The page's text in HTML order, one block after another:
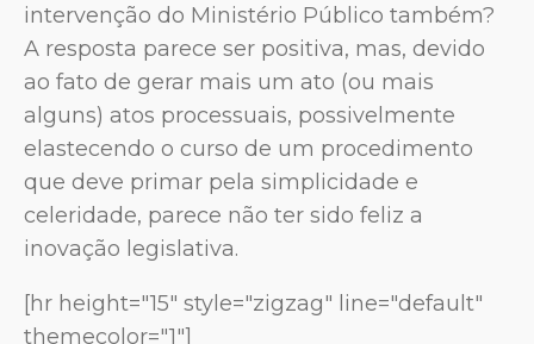
intervenção do Ministério Público também?
A resposta parece ser positiva, mas, devido
ao fato de gerar mais um ato (ou mais
alguns) atos processuais, possivelmente
elastecendo o curso de um procedimento
que deve primar pela simplicidade e
celeridade, parece não ter sido feliz a
inovação legislativa.
[hr height="15" style="zigzag" line="default"
themecolor="1"]